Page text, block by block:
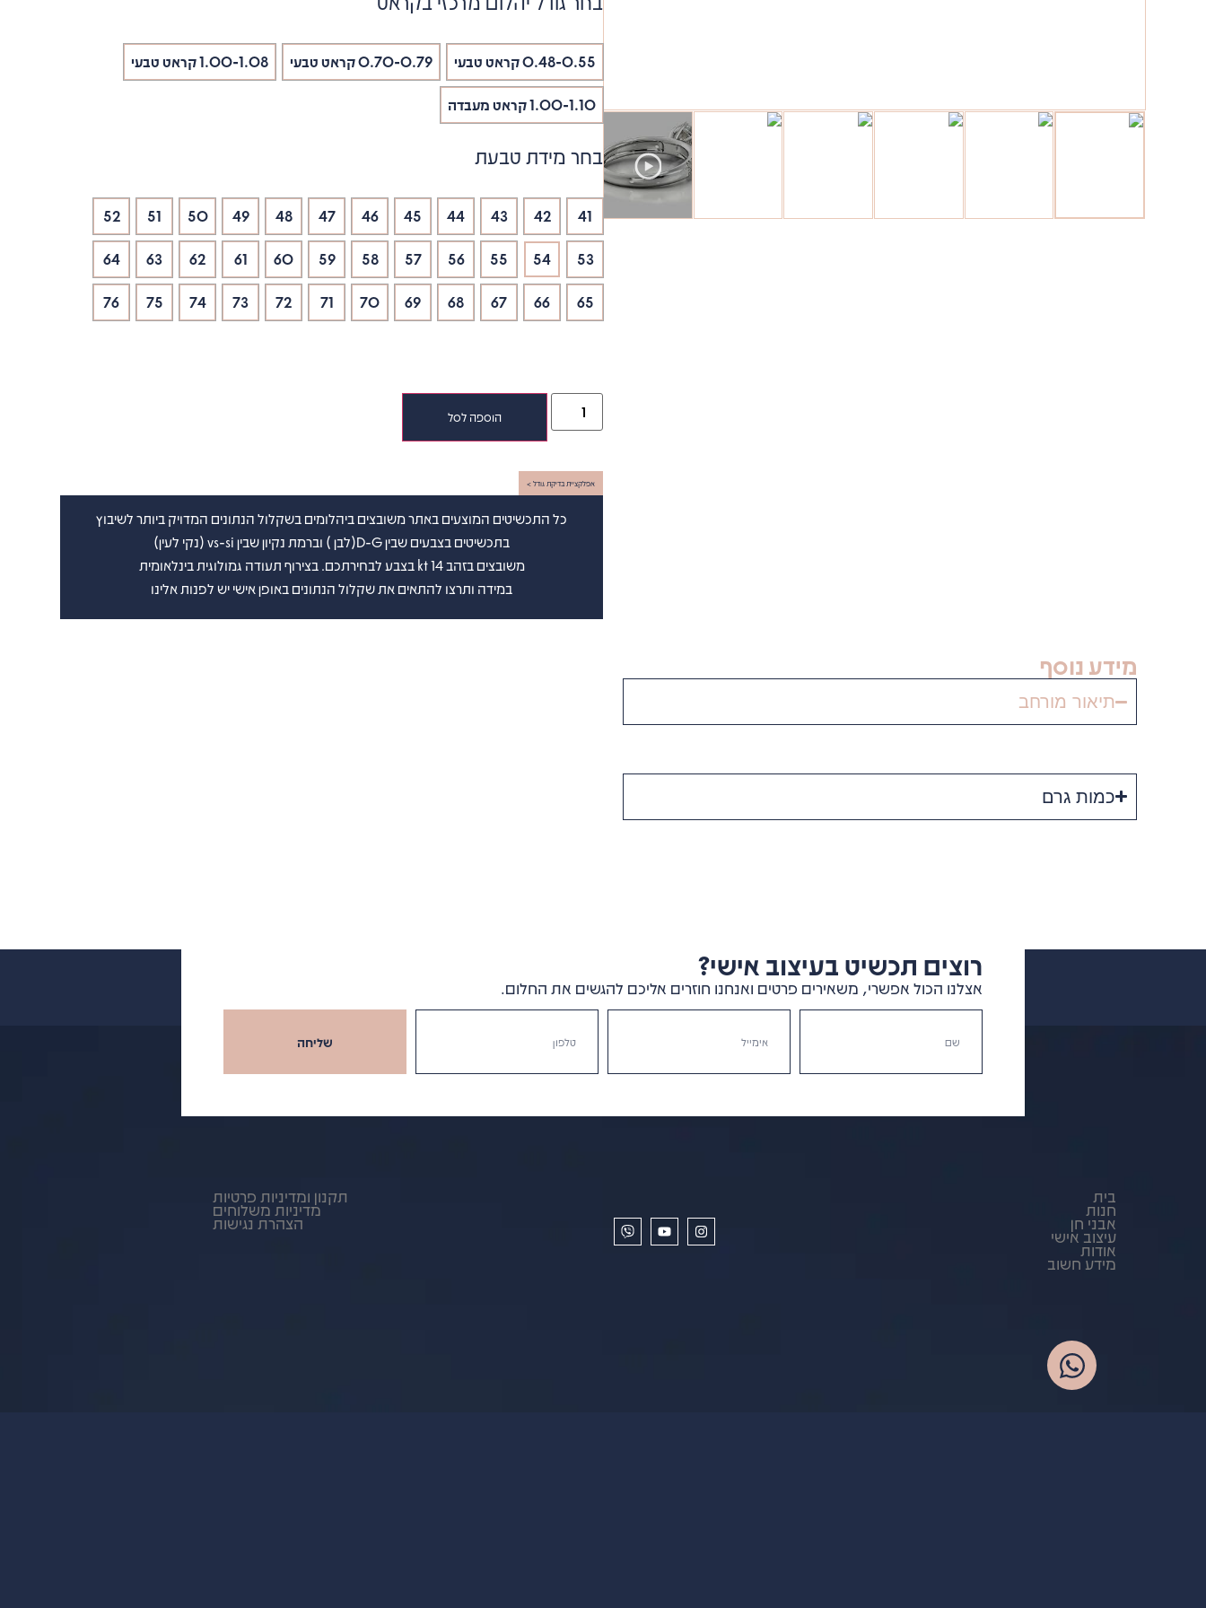
0.48-0.55 קראט טבעי 0.70-0.79 קראט טבעי 1.00-1.08 קראט טבעי
1.00-1.10 קראט מעבדה
בחר מידת טבעת
41
42
43
44
45
46
47
48
49
50
51
52
53
54
55
56
57
58
59
60
61
62
63
64
65
66
67
68
69
70
71
72
73
74
75
76
הוספה לסל
אפלקציית בדיקת גודל >
כל התכשיטים המוצעים באתר משובצים ביהלומים בשקלול הנתונים המדויק ביותר לשיבוץ
בתכשיטים בצבעים שבין D-G(לבן ) וברמת נקיון שבין vs-si (נקי לעין)
משובצים בזהב 14 kt בצבע לבחירתכם. בצירוף תעודה גמולוגית בינלאומית
במידה ותרצו להתאים את שקלול הנתונים באופן אישי יש לפנות אלינו
מידע נוסף
תיאור מורחב
כמות גרם
רוצים תכשיט בעיצוב אישי?
אצלנו הכול אפשרי, משאירים פרטים ואנחנו חוזרים אליכם להגשים את החלום.
שליחה
בית
חנות
אבני חן
עיצוב אישי
אודות
מידע חשוב
תקנון ומדיניות פרטיות
מדיניות משלוחים
הצהרת נגישות